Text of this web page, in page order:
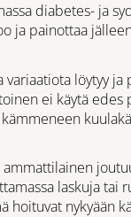
diabetes- ja
ja painottaa
löytyy
ei käytä edes
laskuja tai
nykyään